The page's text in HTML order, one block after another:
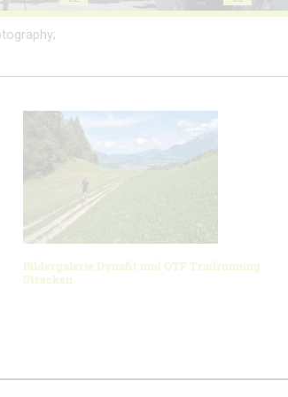
Bildergalerie Dynafit und OTF Trailrunning
Strecken